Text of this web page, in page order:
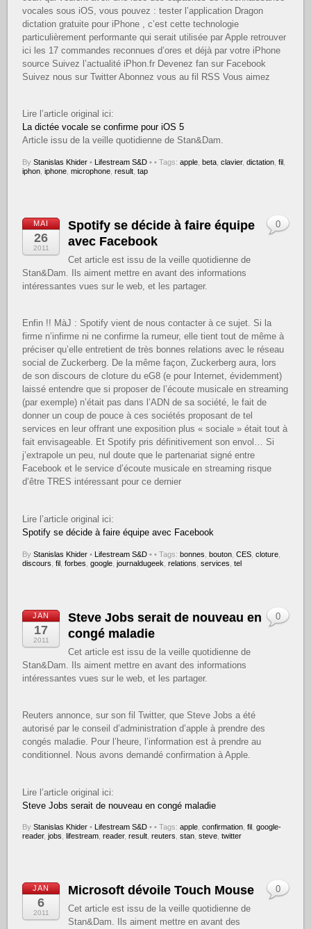
vocales sous iOS, vous pouvez : tester l’application Dragon
dictation gratuite pour iPhone , c’est cette technologie
particulièrement performante qui serait utilisée par Apple retrouver
ici les 17 commandes reconnues d’ores et déjà par votre iPhone
source Suivez l’actualité iPhon.fr Devenez fan sur Facebook
Suivez nous sur Twitter Abonnez vous au fil RSS Vous aimez
Lire l’article original ici:
La dictée vocale se confirme pour iOS 5
Article issu de la veille quotidienne de Stan&Dam.
ByStanislas Khider • Lifestream S&D • • Tags:apple ,beta ,clavier,dictation ,fil
iphon ,iphone ,microphone ,result ,tap
MAI
26
2011
Spotify se décide à faire équipe
avec Facebook
Cet article est issu de la veille quotidienne de
Stan&Dam. Ils aiment mettre en avant des informations
intéressantes vues sur le web, et les partager.
Enfin !! MàJ : Spotify vient de nous contacter à ce sujet. Si la
firme n’infirme ni ne confirme la rumeur, elle tient tout de même à
préciser qu’elle entretient de très bonnes relations avec le réseau
social de Zuckerberg. De la même façon, Zuckerberg aura, lors
de son discours de cloture du eG8 (e pour Internet, évidemment)
laissé entendre que si proposer de l’écoute musicale en streaming
(par exemple) n’était pas dans l’ADN de sa société, le fait de
donner un coup de pouce à ces sociétés proposant de tel
services en leur offrant une exposition plus « sociale » était tout à
fait envisageable. Et Spotify pris définitivement son envol… Si
j’extrapole un peu, nul doute que le partenariat signé entre
Facebook et le service d’écoute musicale en streaming risque
d’être TRES intéressant pour ce dernier
Lire l’article original ici:
Spotify se décide à faire équipe avec Facebook
ByStanislas Khider • Lifestream S&D •
0
• Tags:bonnes ,bouton ,CES ,cloture
discours ,fil ,forbes ,google ,journaldugeek ,relations ,services ,tel
JAN
17
2011
Steve Jobs serait de nouveau en
congé maladie
Cet article est issu de la veille quotidienne de
Stan&Dam. Ils aiment mettre en avant des informations
intéressantes vues sur le web, et les partager.
Reuters annonce, sur son fil Twitter, que Steve Jobs a été
autorisé par le conseil d’administration d’apple à prendre des
congés maladie. Pour l’heure, l’information est à prendre au
conditionnel. Nous avons demandé confirmation à Apple.
Lire l’article original ici:
Steve Jobs serait de nouveau en congé maladie
ByStanislas Khider • Lifestream S&D •
0
• Tags:apple ,confirmation ,fil ,google-
reader,jobs ,lifestream ,reader,result ,reuters ,stan ,steve ,twitter
JAN
6
2011
Microsoft dévoile Touch Mouse
Cet article est issu de la veille quotidienne de
Stan&Dam. Ils aiment mettre en avant des
0